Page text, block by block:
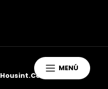
MENÚ
Housint.com